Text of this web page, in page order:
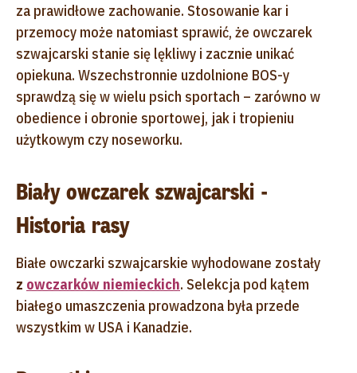
za prawidłowe zachowanie. Stosowanie kar i
przemocy może natomiast sprawić, że owczarek
szwajcarski stanie się lękliwy i zacznie unikać
opiekuna. Wszechstronnie uzdolnione BOS-y
sprawdzą się w wielu psich sportach – zarówno w
obedience i obronie sportowej, jak i tropieniu
użytkowym czy noseworku.
Biały owczarek szwajcarski -
Historia rasy
Białe owczarki szwajcarskie wyhodowane zostały
z owczarków niemieckich. Selekcja pod kątem
białego umaszczenia prowadzona była przede
wszystkim w USA i Kanadzie.